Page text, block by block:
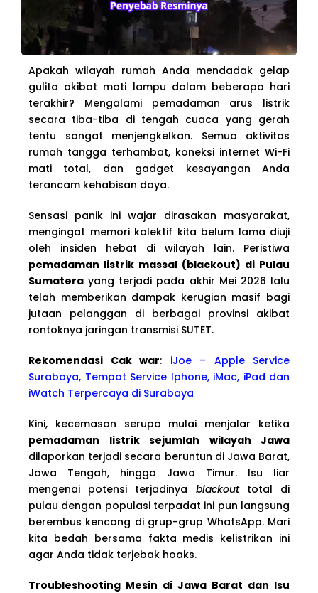
Apakah wilayah rumah Anda mendadak gelap
gulita akibat mati lampu dalam beberapa hari
terakhir? Mengalami pemadaman arus listrik
secara tiba-tiba di tengah cuaca yang gerah
tentu sangat menjengkelkan. Semua aktivitas
rumah tangga terhambat, koneksi internet Wi-Fi
mati total, dan gadget kesayangan Anda
terancam kehabisan daya.
Sensasi panik ini wajar dirasakan masyarakat,
mengingat memori kolektif kita belum lama diuji
oleh insiden hebat di wilayah lain. Peristiwa
pemadaman listrik massal (blackout) di Pulau
Sumatera yang terjadi pada akhir Mei 2026 lalu
telah memberikan dampak kerugian masif bagi
jutaan pelanggan di berbagai provinsi akibat
rontoknya jaringan transmisi SUTET.
Rekomendasi Cak war: iJoe – Apple Service
Surabaya, Tempat Service Iphone, iMac, iPad dan
iWatch Terpercaya di Surabaya
Kini, kecemasan serupa mulai menjalar ketika
pemadaman listrik sejumlah wilayah Jawa
dilaporkan terjadi secara beruntun di Jawa Barat,
Jawa Tengah, hingga Jawa Timur. Isu liar
mengenai potensi terjadinya blackouttotal di
pulau dengan populasi terpadat ini pun langsung
berembus kencang di grup-grup WhatsApp. Mari
kita bedah bersama fakta medis kelistrikan ini
agar Anda tidak terjebak hoaks.
Troubleshooting Mesin di Jawa Barat dan Isu